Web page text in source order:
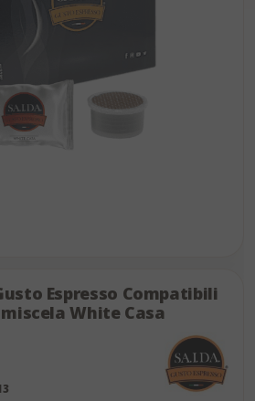
Espresso Compatibili
White Casa